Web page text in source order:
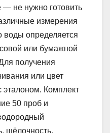
не нужно готовить
измерения
воды определяется
или бумажной
получения
или цвет
эталоном. Комплект
50 проб и
щёлочность,